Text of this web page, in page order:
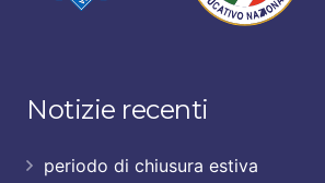
Notizie recenti
periodo di chiusura estiva